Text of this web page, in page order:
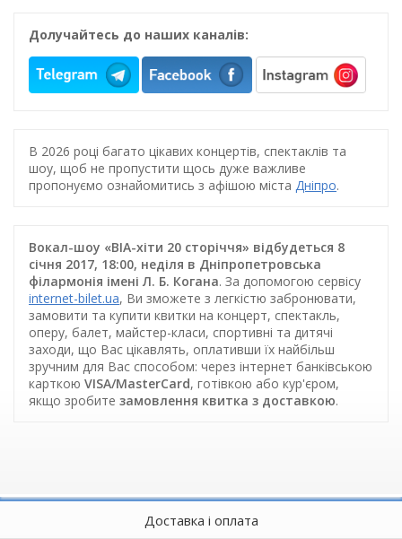
Долучайтесь до наших каналів:
В 2026 році багато цікавих концертів, спектаклів та
шоу, щоб не пропустити щось дуже важливе
пропонуємо ознайомитись з афішою міста Дніпро.
Вокал-шоу «ВІА-хіти 20 сторіччя» відбудеться 8
січня 2017, 18:00, неділя в Дніпропетровська
філармонія імені Л. Б. Когана. За допомогою сервісу
internet-bilet.ua, Ви зможете з легкістю забронювати,
замовити та купити квитки на концерт, спектакль,
оперу, балет, майстер-класи, спортивні та дитячі
заходи, що Вас цікавлять, оплативши їх найбільш
зручним для Вас способом: через інтернет банківською
карткою VISA/MasterCard, готівкою або кур'єром,
якщо зробите замовлення квитка з доставкою.
Доставка і оплата